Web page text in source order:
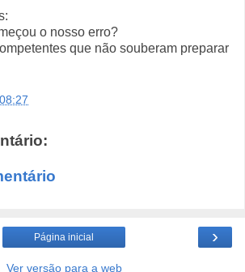
o nosso erro?
que não souberam preparar
08:27
›
Página inicial
Ver versão para a web